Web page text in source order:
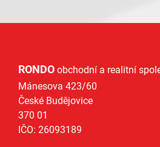
RONDO obchodní a realitní
Mánesova 423/60
České Budějovice
370 01
IČO: 26093189